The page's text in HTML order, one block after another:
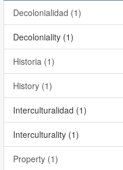
Decolonialidad (1)
Decoloniality (1)
Historia (1)
History (1)
Interculturalidad (1)
Interculturality (1)
Property (1)